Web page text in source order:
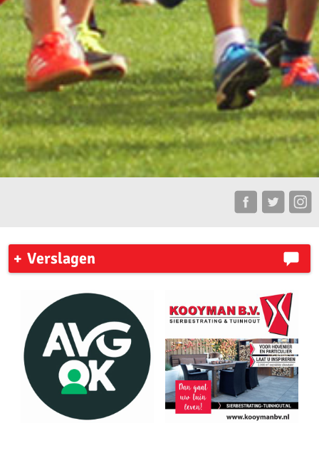
Verslagen
Zaterdag 31 mei 2026 organiseerde AV ’23 in Amsterdam de
pupillencompetitie.
Zaterdag 18 april vond de eerste wedstrijd van de
pupillencompetitie plaats bij Phanos in Amsterdam.
Verslag pupillen voorjaars wedstrijd 13 april 2026